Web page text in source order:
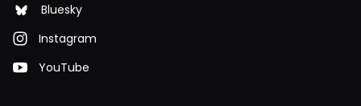
Bluesky
Instagram
YouTube